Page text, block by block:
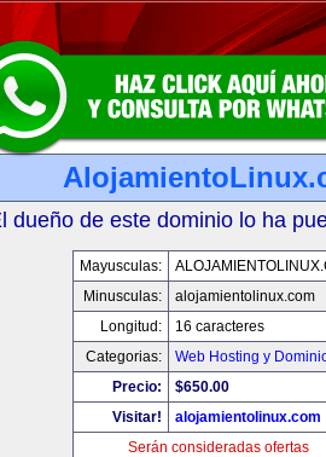
dueño de este dominio lo ha
Mayusculas:
Minusculas:
alojamientolinux.com
Longitud:
16 caracteres
Categorias:
Web Hosting y
Precio:
$650.00
Visitar!
alojamientolinux.com
Serán consideradas ofertas